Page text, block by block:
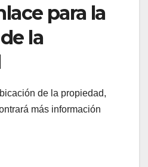
para la
la
de la propiedad,
más información